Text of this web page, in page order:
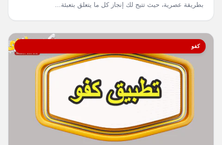
بطريقة عصرية، حيث تتيح لك إنجاز كل ما يتعلق بتعبئة...
كفو